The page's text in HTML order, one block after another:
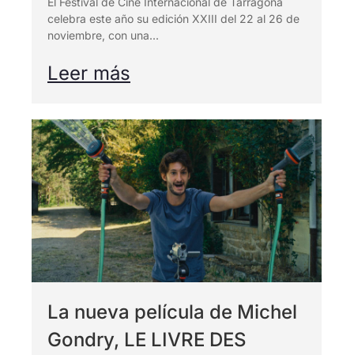
celebra este año su edición XXIII del 22 al 26 de
noviembre, con una...
Leer más
La nueva película de Michel
Gondry, LE LIVRE DES